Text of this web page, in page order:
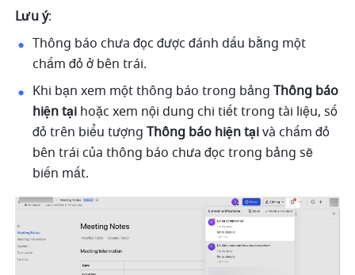
Lưu ý:
Thông báo chưa đọc được đánh dấu bằng một
chấm đỏ ở bên trái.
Khi bạn xem một thông báo trong bảng Thông báo
hiện tại hoặc xem nội dung chi tiết trong tài liệu, số
đỏ trên biểu tượng Thông báo hiện tại và chấm đỏ
bên trái của thông báo chưa đọc trong bảng sẽ
biến mất.